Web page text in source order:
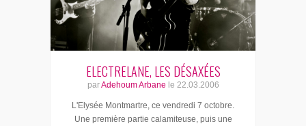
ELECTRELANE, LES DÉSAXÉES
parAdehoum Arbane le 22.03.2006
L'Elysée Montmartre, ce vendredi 7 octobre.
Une première partie calamiteuse, puis une